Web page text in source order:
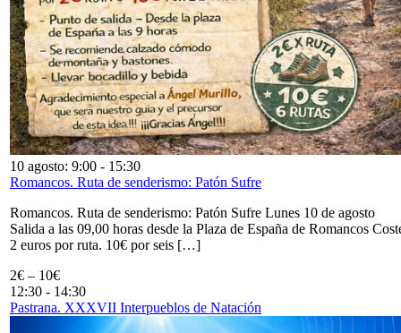
10 agosto: 9:00 - 15:30
Romancos. Ruta de senderismo: Patón Sufre
Romancos. Ruta de senderismo: Patón Sufre Lunes 10 de agosto
Salida a las 09,00 horas desde la Plaza de España de Romancos
2 euros por ruta. 10€ por seis […]
2€ – 10€
12:30 - 14:30
Pastrana. XXXVII Interpueblos de Natación